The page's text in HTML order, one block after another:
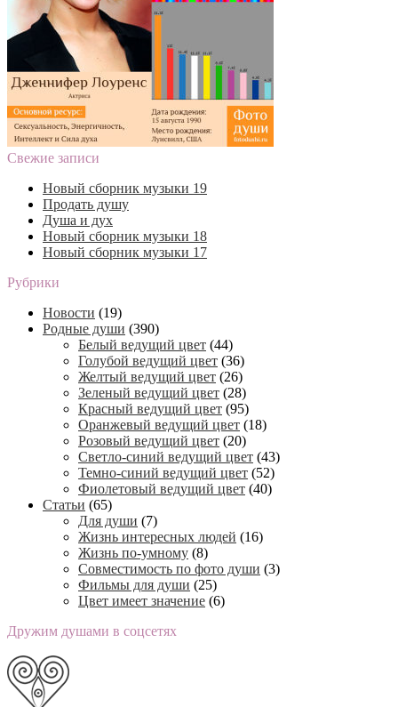
Свежие записи
Новый сборник музыки 19
Продать душу
Душа и дух
Новый сборник музыки 18
Новый сборник музыки 17
Рубрики
Новости (19)
Родные души (390)
Белый ведущий цвет (44)
Голубой ведущий цвет (36)
Желтый ведущий цвет (26)
Зеленый ведущий цвет (28)
Красный ведущий цвет (95)
Оранжевый ведущий цвет (18)
Розовый ведущий цвет (20)
Светло-синий ведущий цвет (43)
Темно-синий ведущий цвет (52)
Фиолетовый ведущий цвет (40)
Статьи (65)
Для души (7)
Жизнь интересных людей (16)
Жизнь по-умному (8)
Совместимость по фото души (3)
Фильмы для души (25)
Цвет имеет значение (6)
Дружим душами в соцсетях